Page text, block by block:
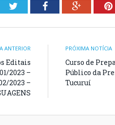
TwitterFacebookGoogle+
ANTERIOR
Editais
2023 –
2023 –
PRÓXIMA NOTÍCIA
Curso de
Público da
Tucuruí